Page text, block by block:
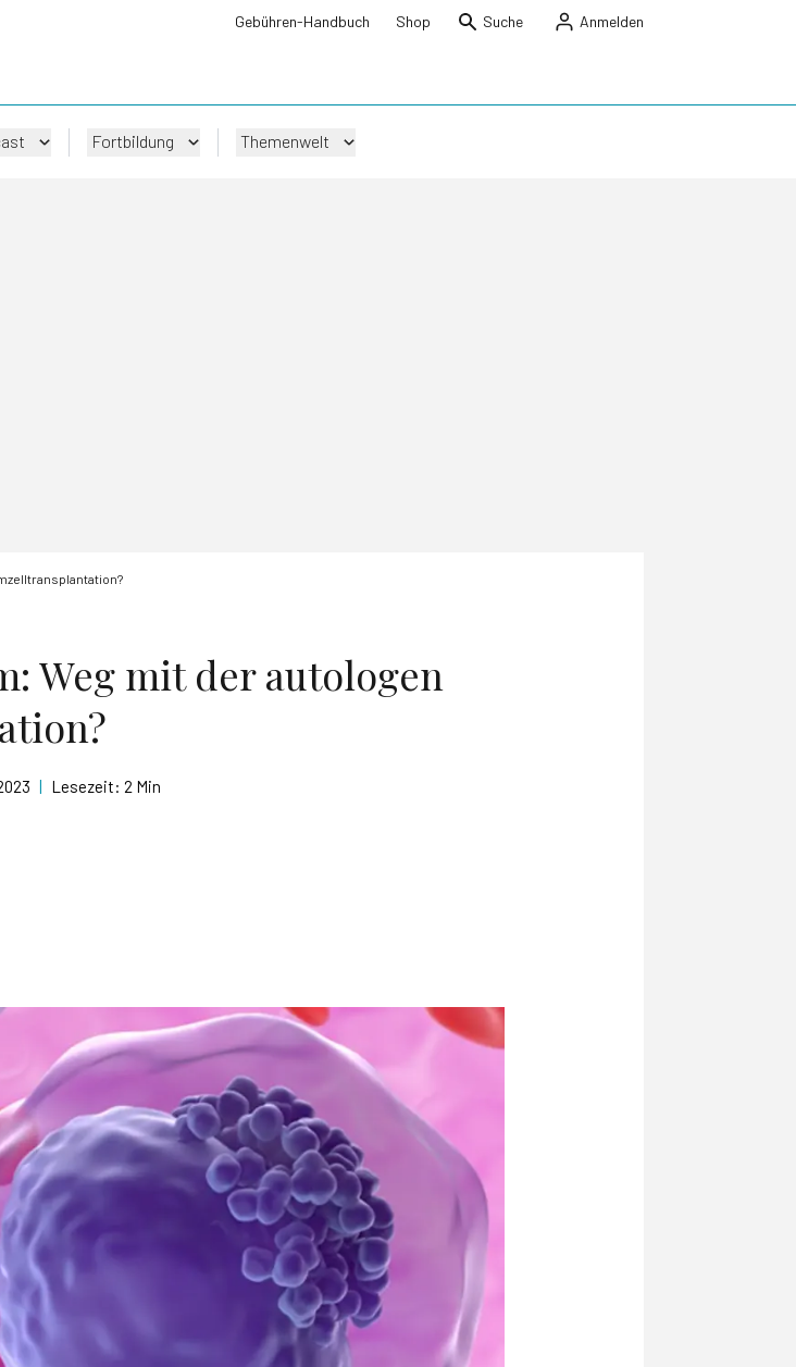
Gebühren-Handbuch Shop Suche Anmelden
Fortbildung Themenwelt
Weg mit der autologen
| Lesezeit: 2 Min